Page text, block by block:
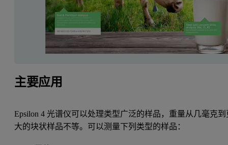
主要应用
Epsilon 4 光谱仪可以处理类型广泛的样品，重量从几毫克到
大的块状样品不等。可以测量下列类型的样品：